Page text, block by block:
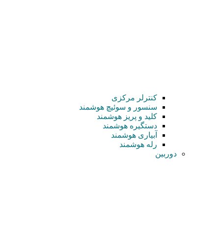
کنترلر مرکزی
سنسور و سوئیچ هوشمند
کلید و پریز هوشمند
دستگیره هوشمند
آبیاری هوشمند
رله هوشمند
دوربین